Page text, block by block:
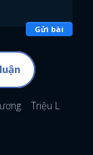
Gửi bài
Triệu Lệ Dĩnh